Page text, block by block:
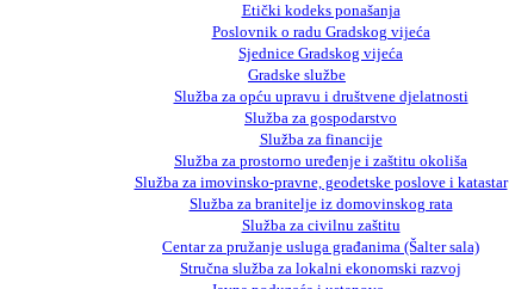
Etički kodeks ponašanja
Poslovnik o radu Gradskog vijeća
Sjednice Gradskog vijeća
Gradske službe
Služba za opću upravu i društvene djelatnosti
Služba za gospodarstvo
Služba za financije
Služba za prostorno uređenje i zaštitu okoliša
Služba za imovinsko-pravne, geodetske poslove i katastar
Služba za branitelje iz domovinskog rata
Služba za civilnu zaštitu
Centar za pružanje usluga građanima (Šalter sala)
Stručna služba za lokalni ekonomski razvoj